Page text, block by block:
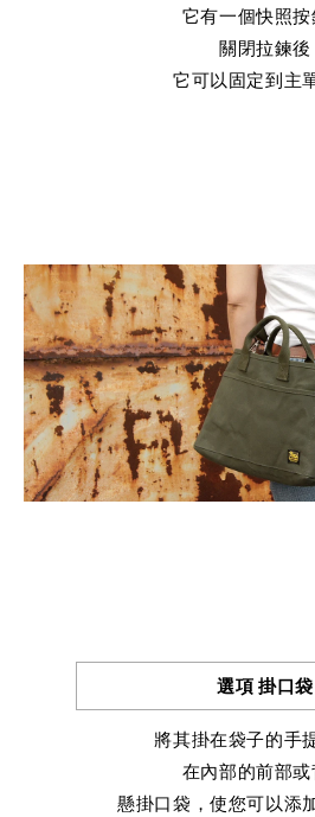
它有一個快照按
關閉拉鍊後
它可以固定到主
選項 掛口袋
將其掛在袋子的手
在內部的前部
懸掛口袋，使您可以添